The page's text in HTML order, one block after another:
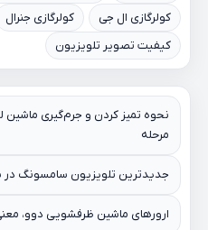
کولرگازی ال جی
کولرگازی جنرال
کیفیت تصویر تلویزیون
نحوه تمیز کردن و جرم‌گیری ماشین
مرحله
جدیدترین تلویزیون سامسونگ در سال
ارورهای ماشین ظرفشویی دوو،